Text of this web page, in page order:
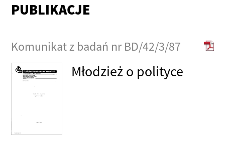
PUBLIKACJE
Komunikat z badań nr BD/42/3/87
Młodzież o polityce